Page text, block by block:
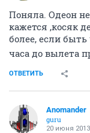
Поняла. Одеон
кажется ,косяк
более, если быть
часа до вылета
ОТВЕТИТЬ
Anomander
guru
20 июня 2013